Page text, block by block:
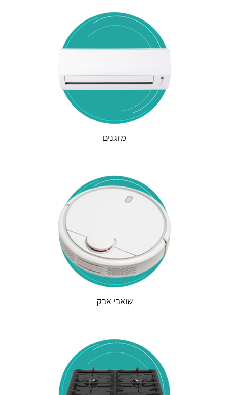
מזגנים
שואבי אבק